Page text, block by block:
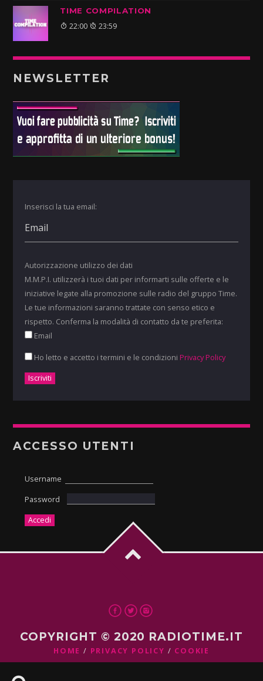
TIME COMPILATION
22:00 23:59
NEWSLETTER
Inserisci la tua email:
Autorizzazione utilizzo dei dati
M.M.P.I. utilizzerà i tuoi dati per informarti sulle offerte e le
iniziative legate alla promozione sulle radio del gruppo Time.
Le tue informazioni saranno trattate con senso etico e
rispetto. Conferma la modalità di contatto da te preferita:
Email
Ho letto e accetto i termini e le condizioni Privacy Policy
ACCESSO UTENTI
Username
Password
COPYRIGHT © 2020 RADIOTIME.IT
HOME PRIVACY POLICY COOKIE